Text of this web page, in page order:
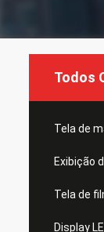
Todos
Tela de
Exibição
Tela de
Display